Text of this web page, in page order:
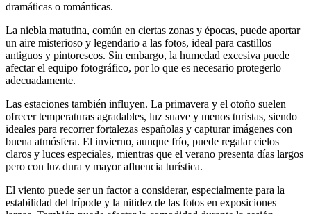
dramáticas o románticas.
La niebla matutina, común en ciertas zonas y épocas, puede aportar
un aire misterioso y legendario a las fotos, ideal para castillos
antiguos y pintorescos. Sin embargo, la humedad excesiva puede
afectar el equipo fotográfico, por lo que es necesario protegerlo
adecuadamente.
Las estaciones también influyen. La primavera y el otoño suelen
ofrecer temperaturas agradables, luz suave y menos turistas, siendo
ideales para recorrer fortalezas españolas y capturar imágenes con
buena atmósfera. El invierno, aunque frío, puede regalar cielos
claros y luces especiales, mientras que el verano presenta días largos
pero con luz dura y mayor afluencia turística.
El viento puede ser un factor a considerar, especialmente para la
estabilidad del trípode y la nitidez de las fotos en exposiciones